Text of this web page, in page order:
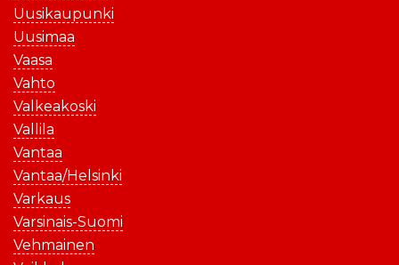
Uusikaupunki
Uusimaa
Vaasa
Vahto
Valkeakoski
Vallila
Vantaa
Vantaa/Helsinki
Varkaus
Varsinais-Suomi
Vehmainen